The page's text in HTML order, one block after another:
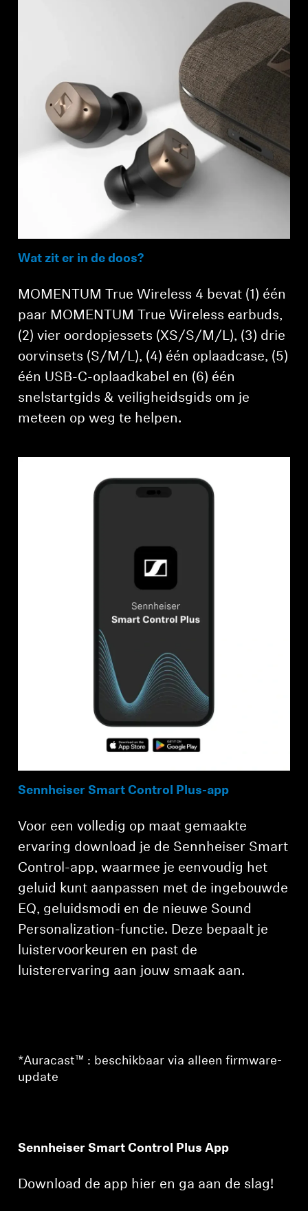
Wat zit er in de doos?
MOMENTUM True Wireless 4 bevat (1) één
paar MOMENTUM True Wireless earbuds,
(2) vier oordopjessets (XS/S/M/L), (3) drie
oorvinsets (S/M/L), (4) één oplaadcase, (5)
één USB-C-oplaadkabel en (6) één
snelstartgids & veiligheidsgids om je
meteen op weg te helpen.
Sennheiser Smart Control Plus-app
Voor een volledig op maat gemaakte
ervaring download je de Sennheiser Smart
Control-app, waarmee je eenvoudig het
geluid kunt aanpassen met de ingebouwde
EQ, geluidsmodi en de nieuwe Sound
Personalization-functie. Deze bepaalt je
luistervoorkeuren en past de
luisterervaring aan jouw smaak aan.
*Auracast™ : beschikbaar via alleen firmware-
update
Sennheiser Smart Control Plus App
Download de app hier en ga aan de slag!